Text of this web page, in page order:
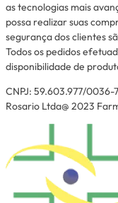
as tecnologias mais
possa realizar suas
segurança dos clientes
Todos os pedidos
disponibilidade de
CNPJ: 59.603.977/0036-
Rosario Ltda@ 2023